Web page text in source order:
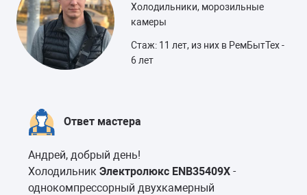
Холодильники, морозильные
камеры
Стаж: 11 лет, из них в РемБытТех -
6 лет
Ответ мастера
Андрей, добрый день!
Холодильник Электролюкс ENB35409X -
однокомпрессорный двухкамерный